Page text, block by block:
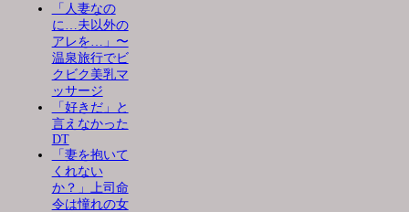
「人妻なの
に…夫以外の
アレを…」〜
温泉旅行でビ
クビク美乳マ
ッサージ
「好きだ」と
言えなかった
DT
「妻を抱いて
くれない
か？」上司命
令は憧れの女